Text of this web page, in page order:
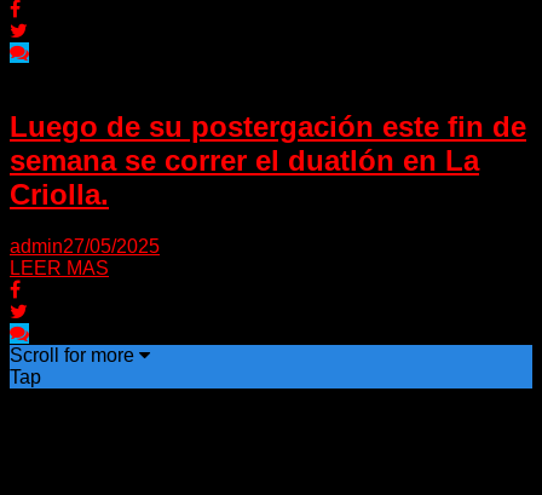
Luego de su postergación este fin de
semana se correr el duatlón en La
Criolla.
admin27/05/2025
LEER MAS
Scroll for more
Tap